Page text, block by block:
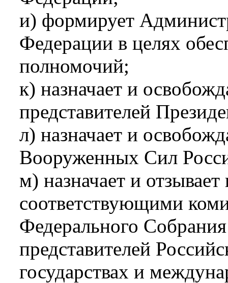
и) формирует
Федерации в целях
полномочий;
к) назначает и
представителей
л) назначает и
Вооруженных Сил
м) назначает и
соответствующими
Федерального
представителей
государствах и